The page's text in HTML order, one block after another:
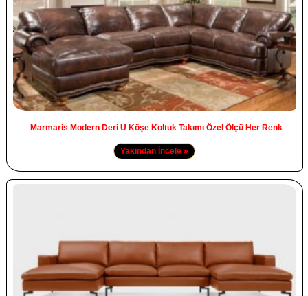
Marmaris Modern Deri U Köşe Koltuk Takımı Özel Ölçü Her Renk
Yakından İncele »